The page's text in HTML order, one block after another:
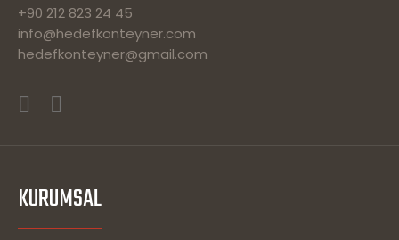
+90 212 823 24 45
info@hedefkonteyner.com
hedefkonteyner@gmail.com
KURUMSAL